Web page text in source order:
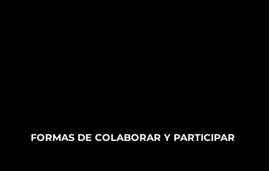
FORMAS DE COLABORAR Y PARTICIPAR